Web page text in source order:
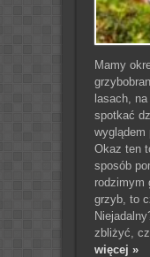
Mamy
lasach,
spotkać
wyglądem
Okaz ten
sposób
rodzimym
grzyb, to
zbliżyć,
więcej »